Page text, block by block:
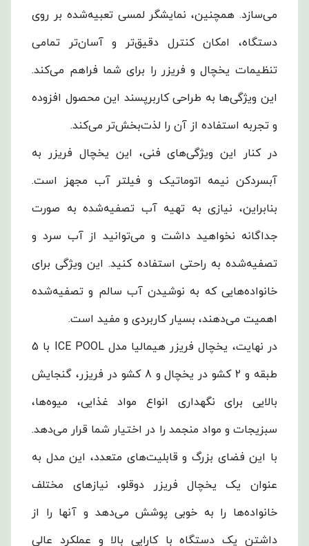
می‌سازد. همچنین، نمایشگر لمسی تعبیه‌شده بر روی
دستگاه، امکان کنترل دقیق‌تر و آسان‌تر تمامی
تنظیمات یخچال و فریزر را برای شما فراهم می‌کند.
این ویژگی‌ها به طراحی کاربرپسند این محصول افزوده
و تجربه استفاده از آن را لذت‌بخش‌تر می‌کند.
در کنار این ویژگی‌های فنی، این یخچال فریزر به
آبسردکن نیمه اتوماتیک و فیلتر آب مجهز است.
بنابراین، نیازی به تهیه آب تصفیه‌شده به صورت
جداگانه نخواهید داشت و می‌توانید از آب سرد و
تصفیه‌شده به راحتی استفاده کنید. این ویژگی برای
خانواده‌هایی که به نوشیدن آب سالم و تصفیه‌شده
اهمیت می‌دهند، بسیار کاربردی و مفید است.
در نهایت، یخچال فریزر هیمالیا مدل ICE POOL با 5
طبقه و 2 کشو در یخچال و 8 کشو در فریزر، گنجایش
بالایی برای نگهداری انواع مواد غذایی، میوه‌ها،
سبزیجات و مواد منجمد را در اختیار شما قرار می‌دهد.
با این فضای بزرگ و قابلیت‌های متعدد، این مدل به
عنوان یک یخچال فریزر دوقلو، نیازهای مختلف
خانواده‌ها را به خوبی پوشش می‌دهد و آنها را از
داشتن یک دستگاه با کارایی بالا و عملکرد عالی